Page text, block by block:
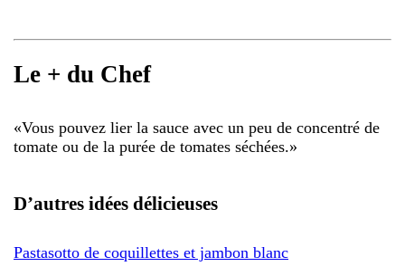
Le + du Chef
«Vous pouvez lier la sauce avec un peu de concentré de
tomate ou de la purée de tomates séchées.»
D’autres idées délicieuses
Pastasotto de coquillettes et jambon blanc